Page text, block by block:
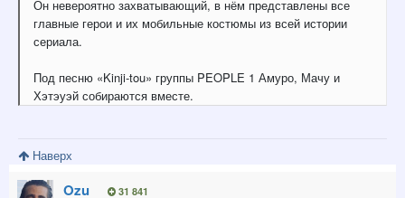
Он невероятно захватывающий, в нём представлены все
главные герои и их мобильные костюмы из всей истории
сериала.
Под песню «Kinji-tou» группы PEOPLE 1 Амуро, Мачу и
Хэтэуэй собираются вместе.
Наверх
Ozu 31 841